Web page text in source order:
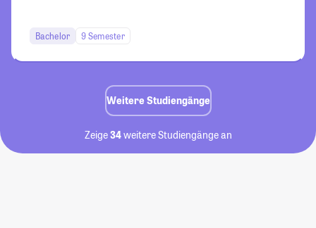
Bachelor 9 Semester
Weitere Studiengänge
Zeige34weitere Studiengänge an